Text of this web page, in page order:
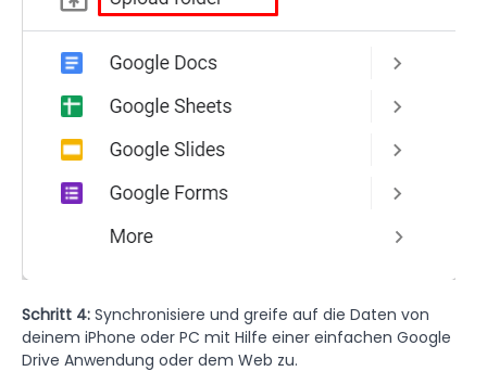
Schritt 4: Synchronisiere und greife auf die Daten von
deinem iPhone oder PC mit Hilfe einer einfachen Google
Drive Anwendung oder dem Web zu.